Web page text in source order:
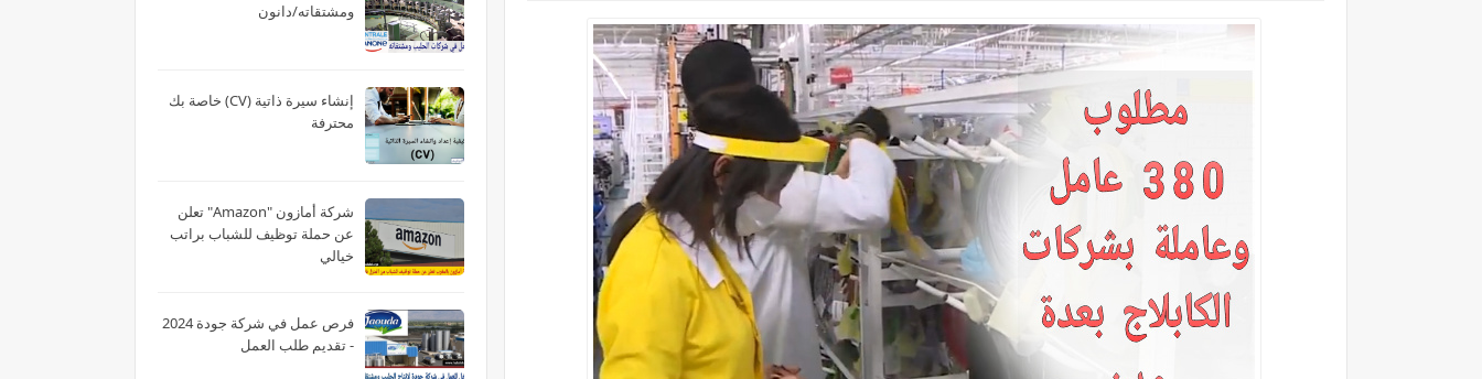
ومشتقاته/دانون
إنشاء سيرة ذاتية (CV) خاصة بك
محترفة
شركة أمازون "Amazon" تعلن
عن حملة توظيف للشباب براتب
خيالي
فرص عمل في شركة جودة 2024
- تقديم طلب العمل